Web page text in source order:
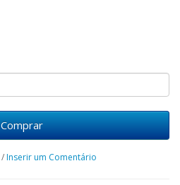
Comprar
/Inserir um Comentário